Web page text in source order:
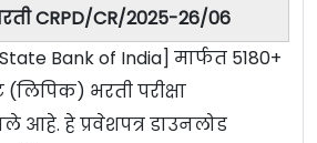
CRPD/CR/2025-26/06
Bank of India] मार्फत 5180+
भरती परीक्षा
आहे. हे प्रवेशपत्र डाउनलोड